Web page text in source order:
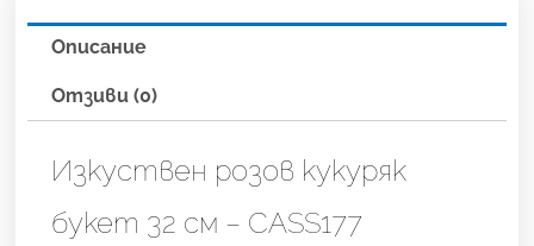
кукуряк
букет
см
CASS177
Описание
Отзиви (0)
Изкуствен розов кукуряк
букет 32 см – CASS177